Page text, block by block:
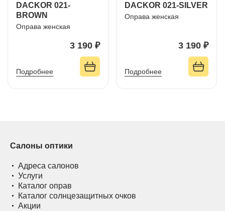
DACKOR 021-
BROWN
Оправа женская
3 190 ₽
Подробнее
DACKOR 021-SILVER
Оправа женская
3 190 ₽
Подробнее
Салоны оптики
Адреса салонов
Услуги
Каталог оправ
Каталог солнцезащитных очков
Акции